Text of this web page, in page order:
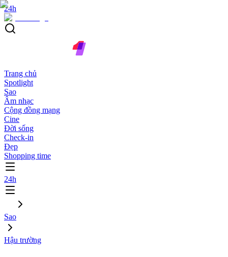
24h
Trang chủ
Spotlight
Sao
Âm nhạc
Cộng đồng mạng
Cine
Đời sống
Check-in
Đẹp
Shopping time
24h
Sao
Hậu trường